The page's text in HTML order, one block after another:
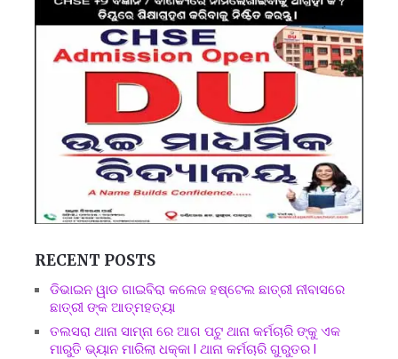
RECENT POSTS
ଡିଭାଇନ ୱାଡ ଗାଇବିରା କଲେଜ ହଷ୍ଟେଲ ଛାତ୍ରୀ ନୀବାସରେ
ଛାତ୍ରୀ ଙ୍କ ଆତ୍ମହତ୍ୟା
ତଲସରା ଥାନା ସାମ୍ନା ରେ ଆଗ ପଟୁ ଥାନା କର୍ମଚାରି ଙ୍କୁ ଏକ
ମାରୁତି ଭ୍ୟାନ ମାରିଲା ଧକ୍କା l ଥାନା କର୍ମଚାରି ଗୁରୁତର l